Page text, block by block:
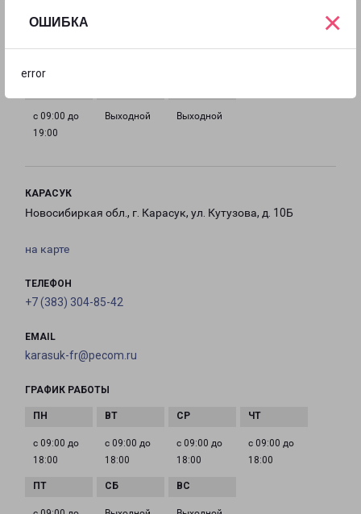
ОШИБКА
error
×
с 09:00 до
с 09:00 до
с 09:00 до
с 09:00 до
с 09:00 до
19:00
Выходной Выходной
КАРАСУК
Новосибиркая обл., г. Карасук, ул. Кутузова, д. 10Б
на карте
ТЕЛЕФОН
+7 (383) 304-85-42
EMAIL
karasuk-fr@pecom.ru
ГРАФИК РАБОТЫ
с 09:00 до
18:00
с 09:00 до
18:00
с 09:00 до
18:00
с 09:00 до
18:00